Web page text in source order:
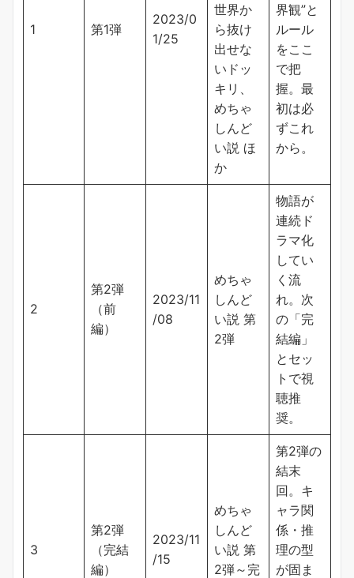
1 第1弾
2023/0
1/25
世界か
ら抜け
出せな
いドッ
キリ、
めちゃ
しんど
い説 ほ
か
界観”と
ルール
をここ
で把
握。最
初は必
ずこれ
から。
2
第2弾
（前
編）
2023/11
/08
めちゃ
しんど
い説 第
2弾
物語が
連続ド
ラマ化
してい
く流
れ。次
の「完
結編」
とセッ
トで視
聴推
奨。
3
第2弾
（完結
編）
2023/11
/15
めちゃ
しんど
い説 第
2弾～完
第2弾の
結末
回。キ
ャラ関
係・推
理の型
が固ま